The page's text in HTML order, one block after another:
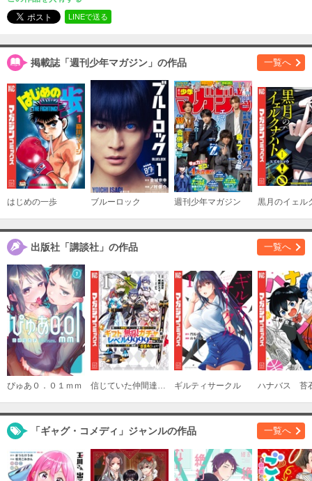
（３）
購入する
（４）
必要ポイント： 720
購入する
（５）
必要ポイント：720
購入する
（６）
必要ポイント：720
購入する
（７）
必要ポイント：720
購入する
（８）
必要ポイント：720
購入する
LINEで送る
掲載誌「週刊少年マガジン」の作品 一覧へ
はじめの一歩 ブルーロック 週刊少年マガジン
出版社「講談社」の作品 一覧へ
ぴゅあ０．０１ｍｍ ギルティサークル
「ギャグ・コメディ」ジャンルの作品 一覧へ